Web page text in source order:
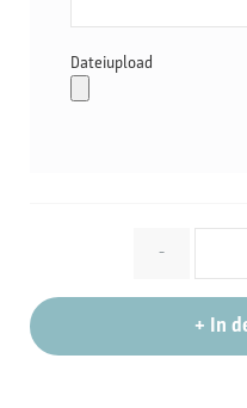
Dateiupload
-
+ In